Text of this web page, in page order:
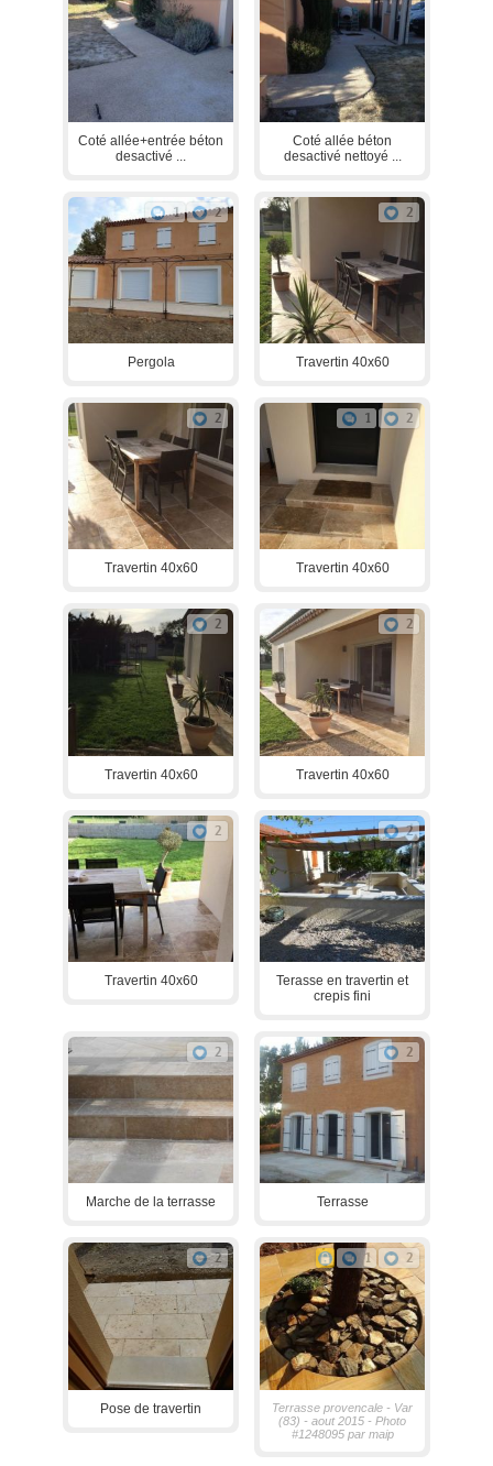
Coté allée+entrée béton
desactivé ...
Coté allée béton
desactivé nettoyé ...
1 2
Pergola
2
Travertin 40x60
2
Travertin 40x60
1 2
Travertin 40x60
2
Travertin 40x60
2
Travertin 40x60
2
Travertin 40x60
2
Terasse en travertin et
crepis fini
2
Marche de la terrasse
2
Terrasse
2
Pose de travertin
1 2
Terrasse provencale - Var
(83) - aout 2015 - Photo
#1248095 par maip